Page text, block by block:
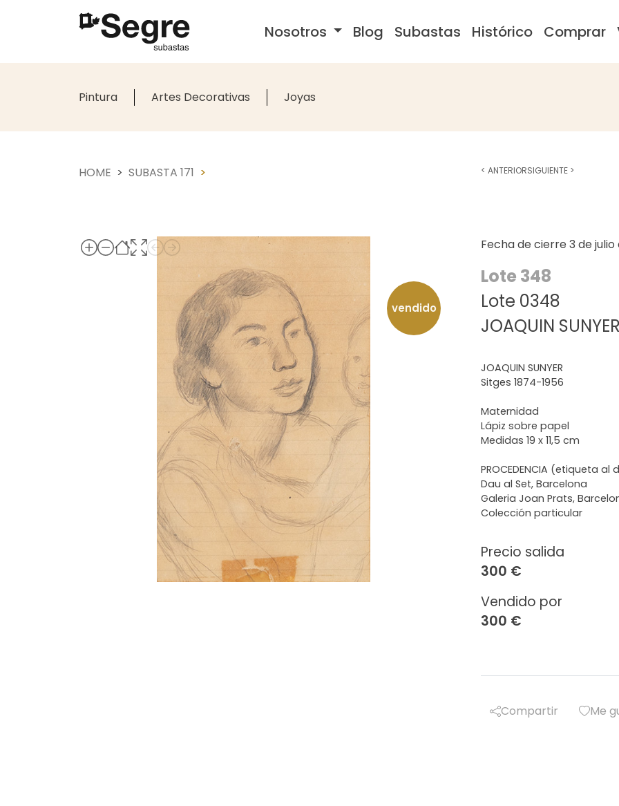
Nosotros Blog Subastas Histórico Comprar
Pintura Artes Decorativas Joyas
HOME SUBASTA 171
Fecha de cierre 3 de
Lote 348
Lote 0348
JOAQUIN
vendido
Precio salida
300 €
Vendido por
300 €
JOAQUIN SUNYER
Sitges 1874-1956
Maternidad
Lápiz sobre papel
Medidas 19 x 11,5 cm
PROCEDENCIA (etiqueta al
Dau al Set, Barcelona
Galeria Joan Prats,
Colección particular
Compartir Me
< ANTERIORSIGUIENTE >